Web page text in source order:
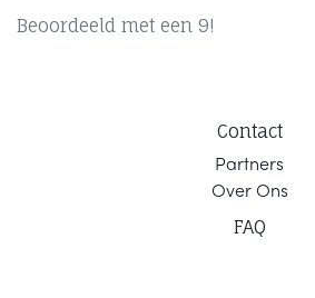
Beoordeeld met een 9!
Contact
Partners
Over Ons
FAQ